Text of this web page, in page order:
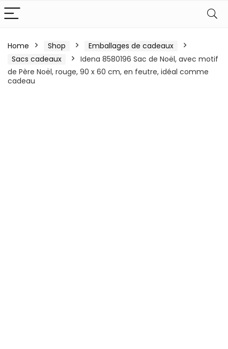
Home Shop
Emballages de cadeaux
Sacs cadeaux
Idena 8580196 Sac de Noël, avec motif
de Père Noël, rouge, 90 x 60 cm, en feutre, idéal comme
cadeau